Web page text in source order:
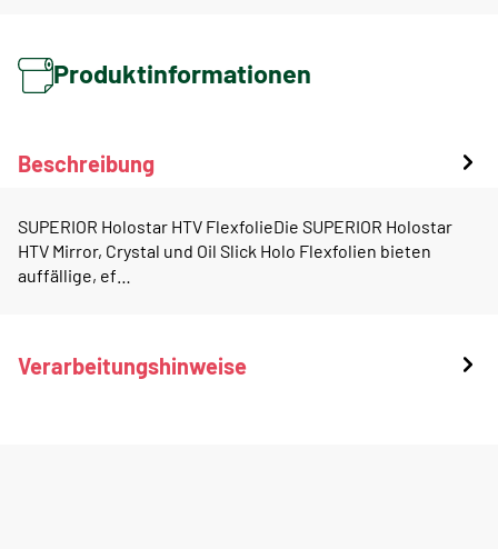
Produktinformationen
Beschreibung
SUPERIOR Holostar HTV FlexfolieDie SUPERIOR Holostar
HTV Mirror, Crystal und Oil Slick Holo Flexfolien bieten
auffällige, ef…
Verarbeitungshinweise